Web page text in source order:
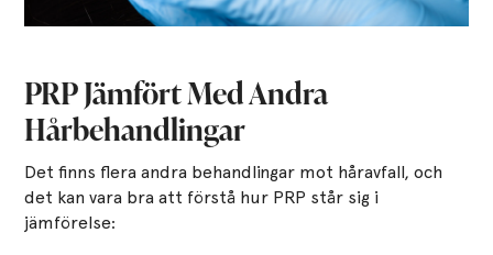
PRP Jämfört Med Andra
Hårbehandlingar
Det finns flera andra behandlingar mot håravfall, och
det kan vara bra att förstå hur PRP står sig i
jämförelse: